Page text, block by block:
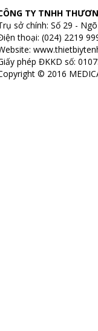
TY TNHH
sở chính: Số 29 -
thoại: (024) 2219
phép ĐKKD số:
© 2016